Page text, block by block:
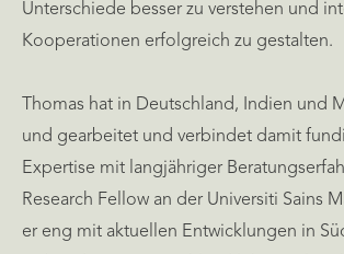
Unterschiede besser zu verstehen und
Kooperationen erfolgreich zu gestalten.
Thomas hat in Deutschland, Indien und
und gearbeitet und verbindet damit
Expertise mit langjähriger
Research Fellow an der Universiti Sains
er eng mit aktuellen Entwicklungen in